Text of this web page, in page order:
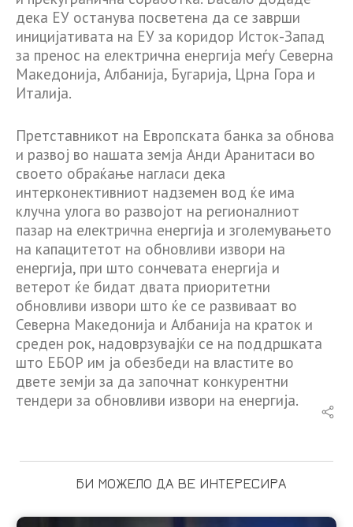
дека ЕУ останува посветена да се заврши
иницијативата на ЕУ за коридор Исток-Запад
за пренос на електрична енергија меѓу Северна
Македонија, Албанија, Бугарија, Црна Гора и
Италија.
Претставникот на Европската банка за обнова
и развој во нашата земја Анди Аранитаси во
своето обраќање нагласи дека
интерконективниот надземен вод ќе има
клучна улога во развојот на регионалниот
пазар на електрична енергија и зголемувањето
на капацитетот на обновливи извори на
енергија, при што сончевата енергија и
ветерот ќе бидат двата приоритетни
обновливи извори што ќе се развиваат во
Северна Македонија и Албанија на краток и
среден рок, надоврзувајќи се на поддршката
што ЕБОР им ја обезбеди на властите во
двете земји за да започнат конкурентни
тендери за обновливи извори на енергија.
БИ МОЖЕЛО ДА ВЕ ИНТЕРЕСИРА